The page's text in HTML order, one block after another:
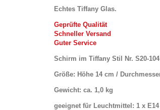
Echtes Tiffany Glas.
Geprüfte Qualität
Schneller Versand
Guter Service
Schirm im Tiffany Stil Nr. S20-104
Größe: Höhe 14 cm /
Gewicht: ca. 1,0 kg
geeignet für Leuchtmittel: 1 x